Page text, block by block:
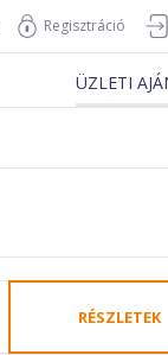
Regisztráció
ÜZLETI
RÉSZLETEK